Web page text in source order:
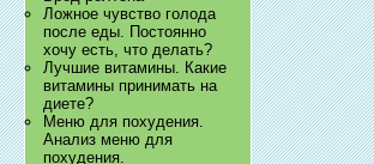
Ложное чувство голода
после еды. Постоянно
хочу есть, что делать?
Лучшие витамины. Какие
витамины принимать на
диете?
Меню для похудения.
Анализ меню для
похудения.